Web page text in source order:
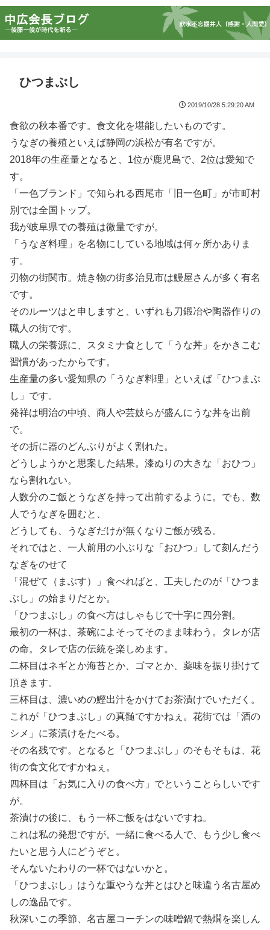
ひつまぶし
2019/10/28 5:29:20 AM
食欲の秋本番です。食文化を堪能したいものです。
うなぎの養殖といえば静岡の浜松が有名ですが。
2018年の生産量となると、1位が鹿児島で、2位は愛知で
す。
「一色ブランド」で知られる西尾市「旧一色町」が市町村
別では全国トップ。
我が岐阜県での養殖は微量ですが。
「うなぎ料理」を名物にしている地域は何ヶ所かありま
す。
刃物の街関市。焼き物の街多治見市は鰻屋さんが多く有名
です。
そのルーツはと申しますと、いずれも刀鍛冶や陶器作りの
職人の街です。
職人の栄養源に、スタミナ食として「うな丼」をかきこむ
習慣があったからです。
生産量の多い愛知県の「うなぎ料理」といえば「ひつまぶ
し」です。
発祥は明治の中頃、商人や芸妓らが盛んにうな丼を出前
で。
その折に器のどんぶりがよく割れた。
どうしようかと思案した結果。漆ぬりの大きな「おひつ」
なら割れない。
人数分のご飯とうなぎを持って出前するように。でも、数
人でうなぎを囲むと、
どうしても、うなぎだけが無くなりご飯が残る。
それではと、一人前用の小ぶりな「おひつ」して刻んだう
なぎをのせて
「混ぜて（まぶす）」食べればと、工夫したのが「ひつま
ぶし」の始まりだとか。
「ひつまぶし」の食べ方はしゃもじで十字に四分割。
最初の一杯は、茶碗によそってそのまま味わう。タレが店
の命。タレで店の伝統を楽しめます。
二杯目はネギとか海苔とか、ゴマとか、薬味を振り掛けて
頂きます。
三杯目は、濃いめの鰹出汁をかけてお茶漬けでいただく。
これが「ひつまぶし」の真髄ですかねぇ。花街では「酒の
シメ」に茶漬けをたべる。
その名残です。となると「ひつまぶし」のそもそもは、花
街の食文化ですかねぇ。
四杯目は「お気に入りの食べ方」でということらしいです
が。
茶漬けの後に、もう一杯ご飯をはないですね。
これは私の発想ですが。一緒に食べる人で、もう少し食べ
たいと思う人にどうぞと。
そんないたわりの一杯ではないかと。
「ひつまぶし」はうな重やうな丼とはひと味違う名古屋め
しの逸品です。
秋深いこの季節、名古屋コーチンの味噌鍋で熱燗を楽しん